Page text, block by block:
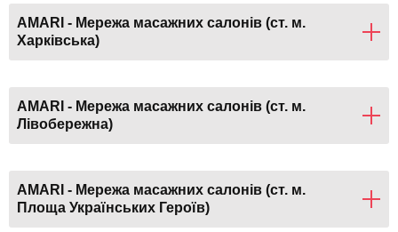
AMARI - Мережа масажних салонів (ст. м.
Харківська)
AMARI - Мережа масажних салонів (ст. м.
Лівобережна)
AMARI - Мережа масажних салонів (ст. м.
Площа Українських Героїв)